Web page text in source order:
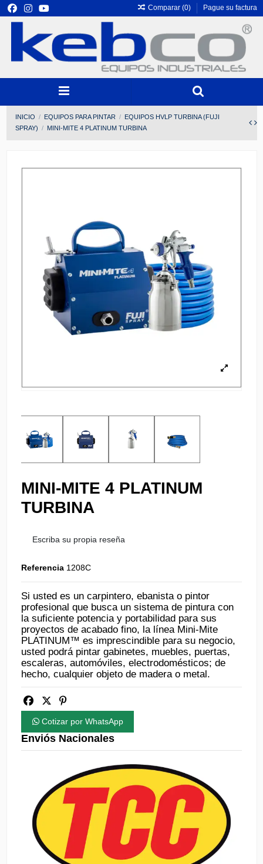
Comparar (0) Pague su factura
INICIO EQUIPOS PARA PINTAR
EQUIPOS HVLP TURBINA (FUJI
SPRAY)
MINI-MITE 4 PLATINUM TURBINA
MINI-MITE 4 PLATINUM
TURBINA
Escriba su propia reseña
Referencia 1208C
Si usted es un carpintero, ebanista o pintor
profesional que busca un sistema de pintura con
la suficiente potencia y portabilidad para sus
proyectos de acabado fino, la línea Mini-Mite
PLATINUM™ es imprescindible para su negocio,
usted podrá pintar gabinetes, muebles, puertas,
escaleras, automóviles, electrodomésticos; de
hecho, cualquier objeto de madera o metal.
Cotizar por WhatsApp
Enviós Nacionales